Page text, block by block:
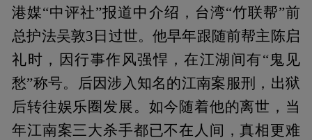
港媒“中评社”报道中介绍，台湾“竹联帮”前
总护法吴敦3日过世。他早年跟随前帮主陈启
礼时，因行事作风强悍，在江湖间有“鬼见
愁”称号。后因涉入知名的江南案服刑，出狱
后转往娱乐圈发展。如今随着他的离世，当
年江南案三大杀手都已不在人间，真相更难